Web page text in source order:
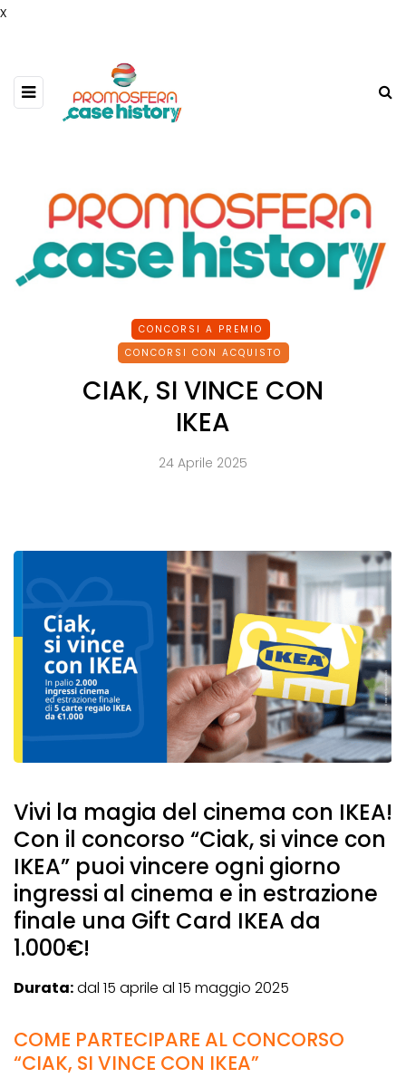
x
CONCORSI A PREMIO
CONCORSI CON ACQUISTO
CIAK, SI VINCE CON
IKEA
24 Aprile 2025
Vivi la magia del cinema con IKEA!
Con il concorso “Ciak, si vince con
IKEA” puoi vincere ogni giorno
ingressi al cinema e in estrazione
finale una Gift Card IKEA da
1.000€!
Durata:dal 15 aprile al 15 maggio 2025
COME PARTECIPARE AL CONCORSO
“CIAK, SI VINCE CON IKEA”